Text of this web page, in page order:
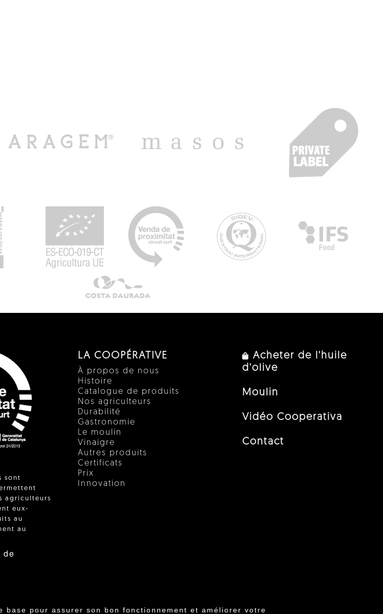
pour assurer son bon fonctionnement et améliorer votre
sont
agriculteurs
eux-
au
au
de
LA COOPÉRATIVE
À propos de nous
Histoire
Catalogue de produits
Nos agriculteurs
Durabilité
Gastronomie
Le moulin
Vinaigre
Autres produits
Certificats
Prix
Innovation
Acheter de l'huile
d'olive
Moulin
Vidéo Cooperativa
Contact